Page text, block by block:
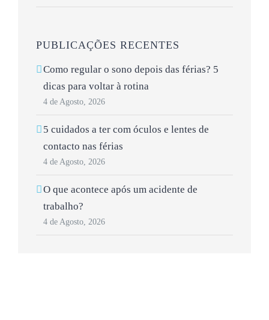
PUBLICAÇÕES RECENTES
Como regular o sono depois das férias? 5
dicas para voltar à rotina
4 de Agosto, 2026
5 cuidados a ter com óculos e lentes de
contacto nas férias
4 de Agosto, 2026
O que acontece após um acidente de
trabalho?
4 de Agosto, 2026